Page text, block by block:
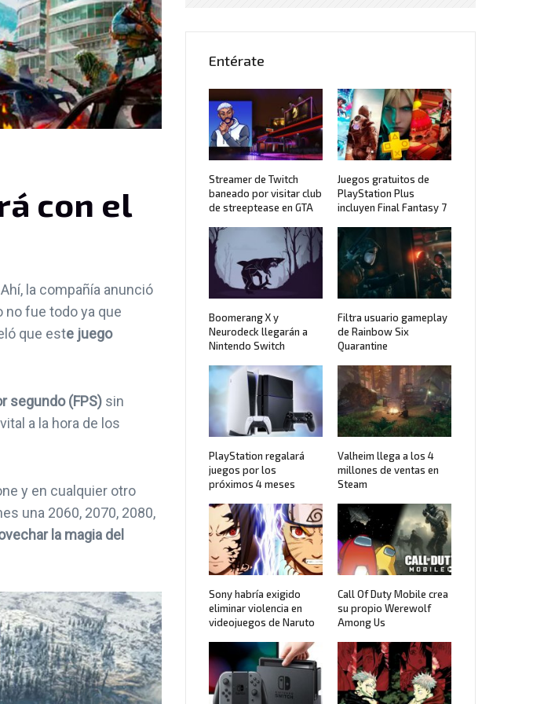
con el
la compañía anunció
no fue todo ya que
que este juego
segundo (FPS) sin
a la hora de los
y en cualquier otro
una 2060, 2070, 2080,
la magia del
Entérate
Streamer de Twitch
baneado por visitar club
de streeptease en GTA
Juegos gratuitos de
PlayStation Plus
incluyen Final Fantasy 7
Boomerang X y
Neurodeck llegarán a
Nintendo Switch
Filtra usuario gameplay
de Rainbow Six
Quarantine
PlayStation regalará
juegos por los
próximos 4 meses
Valheim llega a los 4
millones de ventas en
Steam
Sony habría exigido
eliminar violencia en
videojuegos de Naruto
Call Of Duty Mobile crea
su propio Werewolf
Among Us